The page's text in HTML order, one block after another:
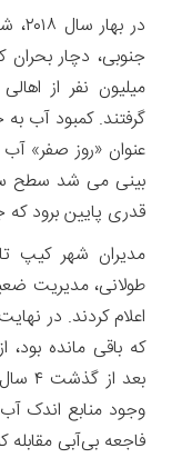
در
جنوبی، دچار
میلیون نفر از
عنوان «روز صفر»
بینی می شد سطح
قدری پایین برود
مدیران شهر کیپ
طولانی، مدیریت
اعلام کردند. در
که باقی مانده
بعد
وجود منابع اندک
فاجعه بی‌آبی مقابله